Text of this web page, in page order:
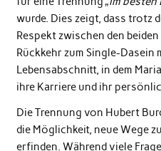
wurde. Dies zeigt, dass trotz
Respekt zwischen den
Rückkehr zum Single-Dasein
Lebensabschnitt, in dem
ihre Karriere und ihr
Die Trennung von Hubert
die Möglichkeit, neue Wege
erfinden. Während viele